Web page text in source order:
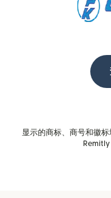
显示的商标、商号和徽
Remitly